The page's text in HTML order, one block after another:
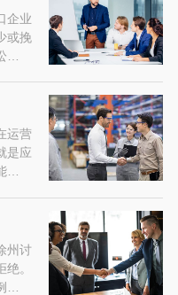
企业
或挽
…
运营
是应
…
州讨
。
…